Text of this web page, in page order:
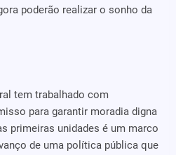
poderão realizar o sonho da
tem trabalhado com
para garantir moradia digna
primeiras unidades é um marco
de uma política pública que